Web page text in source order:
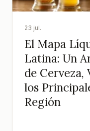
23 jul.
El Mapa
Latina: Un
de Cerveza,
los
Región